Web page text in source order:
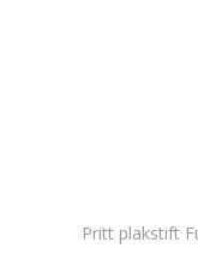
Pritt plakstift